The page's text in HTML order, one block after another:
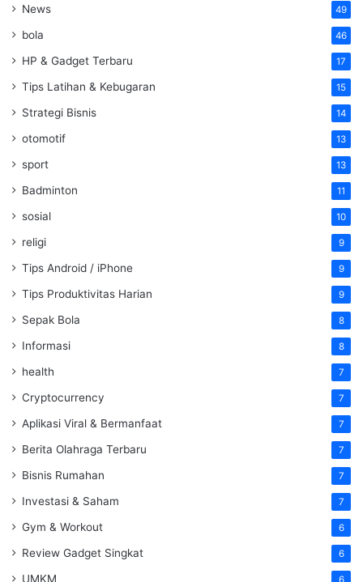
News 49
bola 46
HP & Gadget Terbaru 17
Tips Latihan & Kebugaran 15
Strategi Bisnis 14
otomotif 13
sport 13
Badminton 11
sosial 10
religi 9
Tips Android / iPhone 9
Tips Produktivitas Harian 9
Sepak Bola 8
Informasi 8
health 7
Cryptocurrency 7
Aplikasi Viral & Bermanfaat 7
Berita Olahraga Terbaru 7
Bisnis Rumahan 7
Investasi & Saham 7
Gym & Workout 6
Review Gadget Singkat 6
UMKM 6